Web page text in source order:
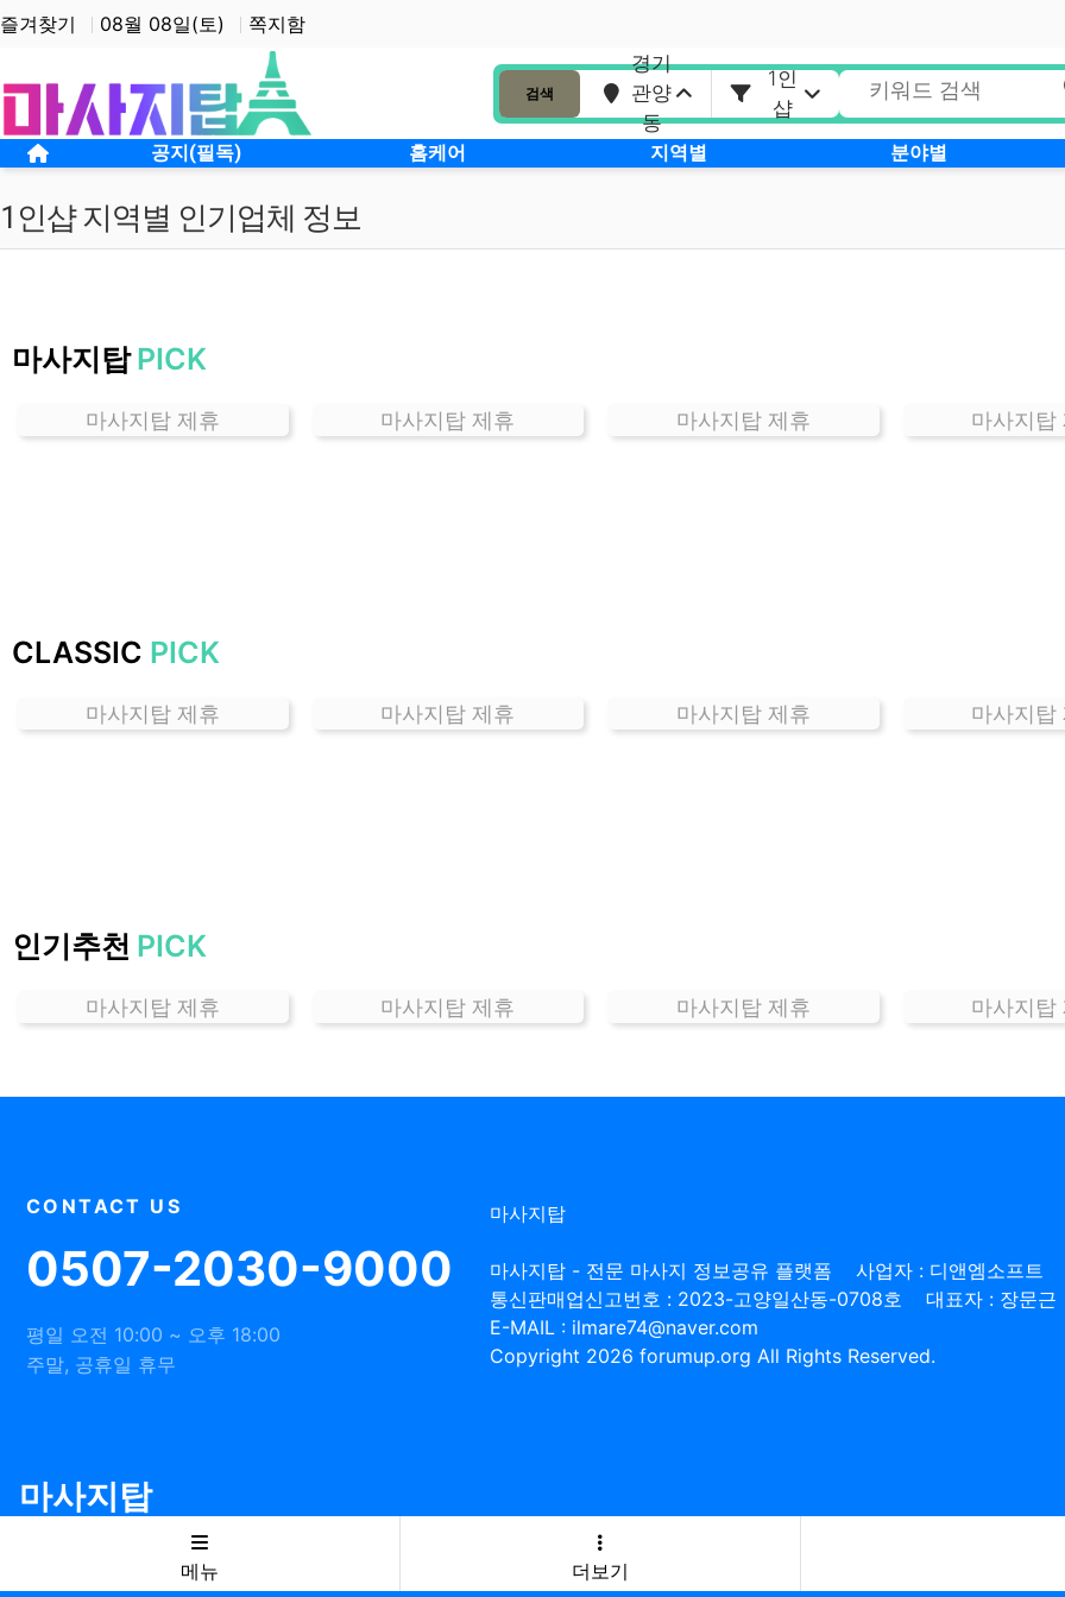
상단 네비
즐겨찾기 08월 08일(토) 쪽지함
검색
경기
관양
동
1인
샵
메인 메뉴 공지(필독) 홈케어 지역별 분야별
홈으로
1인샵 지역별 인기업체 정보
관
가
격
천
마사지탑 PICK
마사지탑 제휴 마사지탑 제휴 마사지탑 제휴 마사지탑
CLASSIC PICK
마사지탑 제휴 마사지탑 제휴 마사지탑 제휴 마사지탑
인기추천 PICK
마사지탑 제휴 마사지탑 제휴 마사지탑 제휴 마사지탑
CONTACT US
0507-2030-9000
평일 오전 10:00 ~ 오후 18:00
주말, 공휴일 휴무
마사지탑
마사지탑 - 전문 마사지 정보공유 플랫폼
사업자 : 디앤엠소프트
통신판매업신고번호 : 2023-고양일산동-0708호
대표자 : 장문근
E-MAIL : ilmare74@naver.com
Copyright 2026 forumup.org All Rights Reserved.
마사지탑
메뉴
더보기